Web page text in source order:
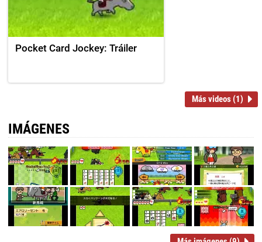
Pocket Card Jockey: Tráiler
Más videos (1)
IMÁGENES